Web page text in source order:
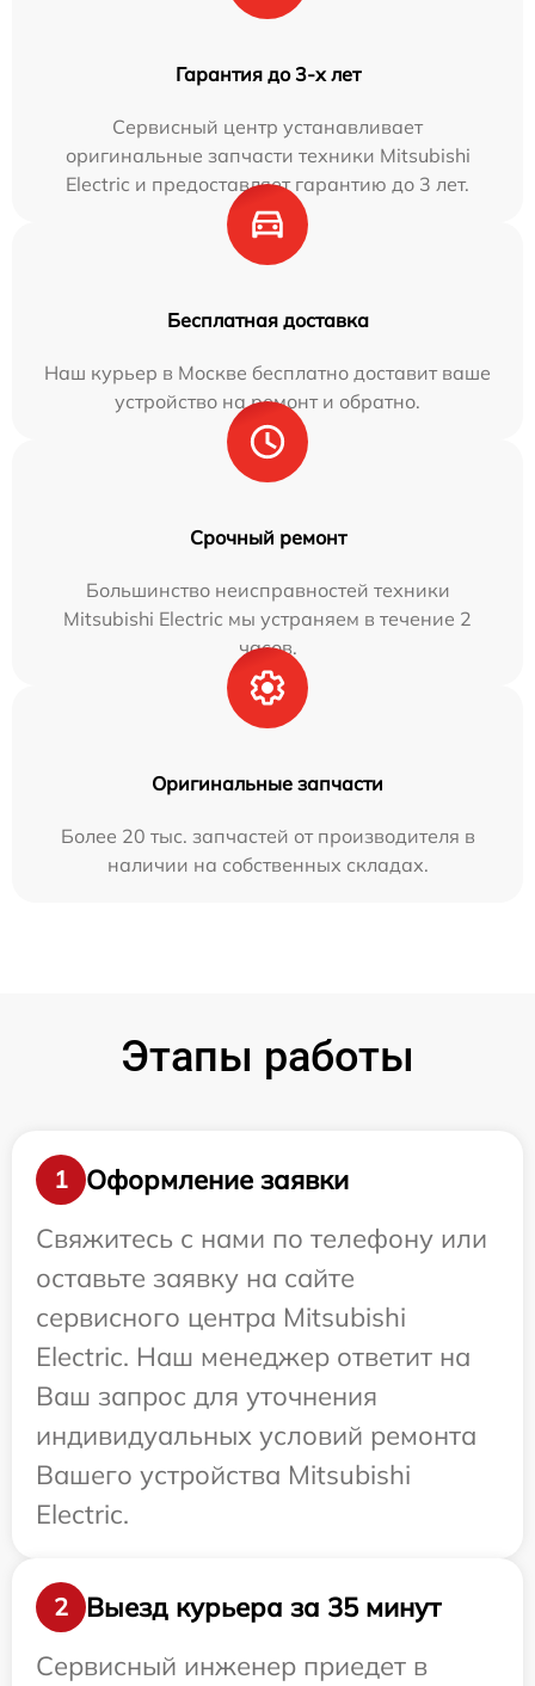
Гарантия до 3-х лет
Сервисный центр устанавливает
оригинальные запчасти техники Mitsubishi
Electric и предоставляет гарантию до 3 лет.
Бесплатная доставка
Наш курьер в Москве бесплатно доставит ваше
устройство на ремонт и обратно.
Срочный ремонт
Большинство неисправностей техники
Mitsubishi Electric мы устраняем в течение 2
часов.
Оригинальные запчасти
Более 20 тыс. запчастей от производителя в
наличии на собственных складах.
Этапы работы
1
Оформление заявки
Свяжитесь с нами по телефону или
оставьте заявку на сайте
сервисного центра Mitsubishi
Electric. Наш менеджер ответит на
Ваш запрос для уточнения
индивидуальных условий ремонта
Вашего устройства Mitsubishi
Electric.
2
Выезд курьера за 35 минут
Сервисный инженер приедет в